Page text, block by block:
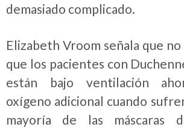
demasiado complicado.
Elizabeth Vroom señala que
que los pacientes con
están bajo ventilación
oxígeno adicional cuando
mayoría de las máscaras